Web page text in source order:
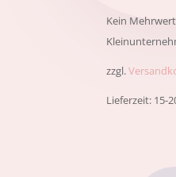
Kein
zzgl.
Lieferzeit: 15-